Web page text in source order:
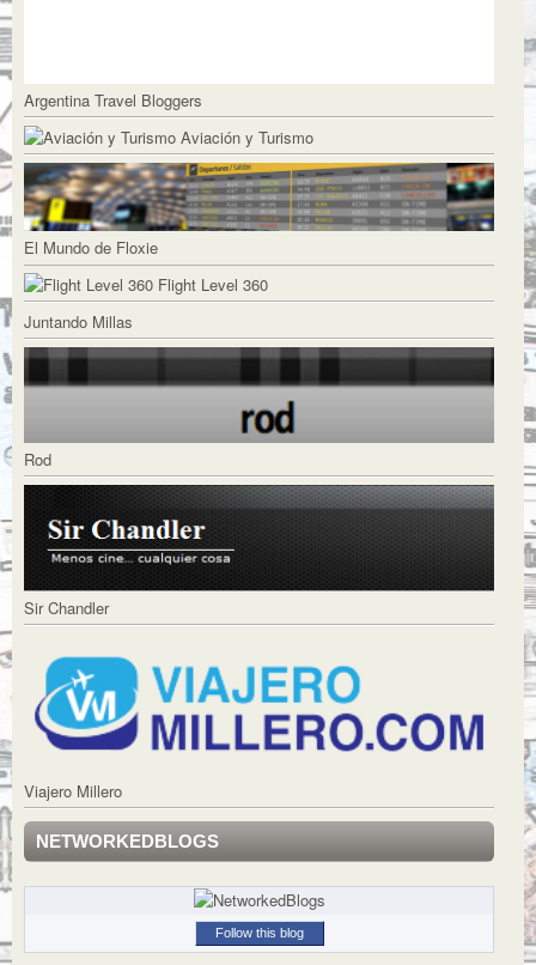
Argentina Travel Bloggers
Aviación y Turismo
El Mundo de Floxie
Flight Level 360
Juntando Millas
Rod
Sir Chandler
Viajero Millero
NETWORKEDBLOGS
Follow this blog